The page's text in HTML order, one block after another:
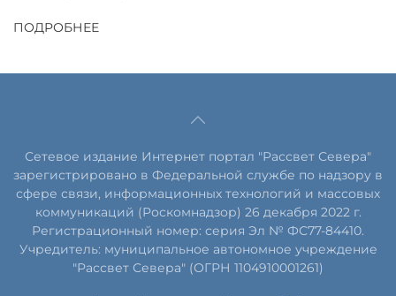
ПОДРОБНЕЕ
Сетевое издание Интернет портал "Рассвет Севера"
зарегистрировано в Федеральной службе по надзору в
сфере связи, информационных технологий и массовых
коммуникаций (Роскомнадзор) 26 декабря 2022 г.
Регистрационный номер: серия Эл № ФС77-84410.
Учредитель: муниципальное автономное учреждение
"Рассвет Севера" (ОГРН 1104910001261)